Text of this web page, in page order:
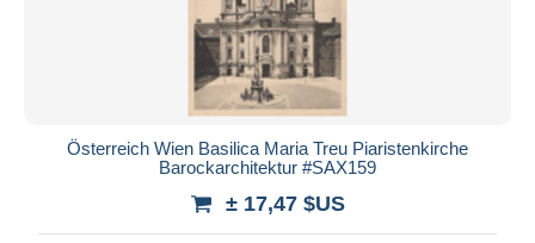
Österreich Wien Basilica Maria Treu Piaristenkirche
Barockarchitektur #SAX159
± 17,47 $US